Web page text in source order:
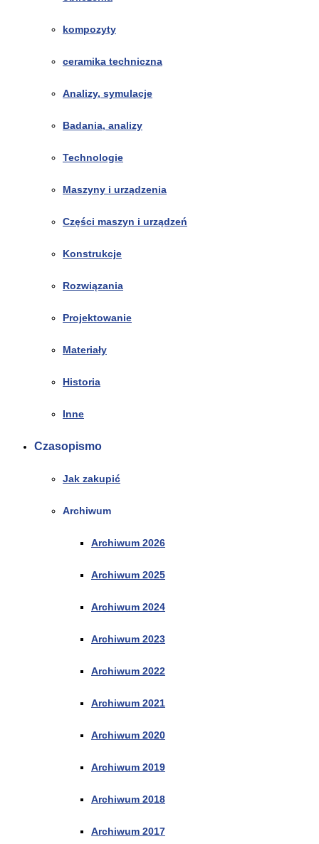
kompozyty
ceramika techniczna
Analizy, symulacje
Badania, analizy
Technologie
Maszyny i urządzenia
Części maszyn i urządzeń
Konstrukcje
Rozwiązania
Projektowanie
Materiały
Historia
Inne
Czasopismo
Jak zakupić
Archiwum
Archiwum 2026
Archiwum 2025
Archiwum 2024
Archiwum 2023
Archiwum 2022
Archiwum 2021
Archiwum 2020
Archiwum 2019
Archiwum 2018
Archiwum 2017